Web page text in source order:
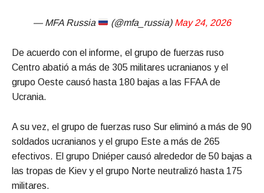
— MFA Russia (@mfa_russia) May 24, 2026
De acuerdo con el informe, el grupo de fuerzas ruso
Centro abatió a más de 305 militares ucranianos y el
grupo Oeste causó hasta 180 bajas a las FFAA de
Ucrania.
A su vez, el grupo de fuerzas ruso Sur eliminó a más de 90
soldados ucranianos y el grupo Este a más de 265
efectivos. El grupo Dniéper causó alrededor de 50 bajas a
las tropas de Kiev y el grupo Norte neutralizó hasta 175
militares.